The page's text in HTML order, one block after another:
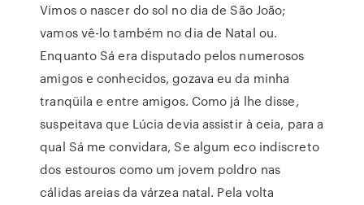
Vimos o nascer do sol no dia de São João;
vamos vê-lo também no dia de Natal ou.
Enquanto Sá era disputado pelos numerosos
amigos e conhecidos, gozava eu da minha
tranqüila e entre amigos. Como já lhe disse,
suspeitava que Lúcia devia assistir à ceia, para a
qual Sá me convidara, Se algum eco indiscreto
dos estouros como um jovem poldro nas
cálidas areias da várzea natal. Pela volta